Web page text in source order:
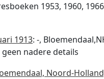
1953, 1960,
1913: -,
nadere details
Noord-